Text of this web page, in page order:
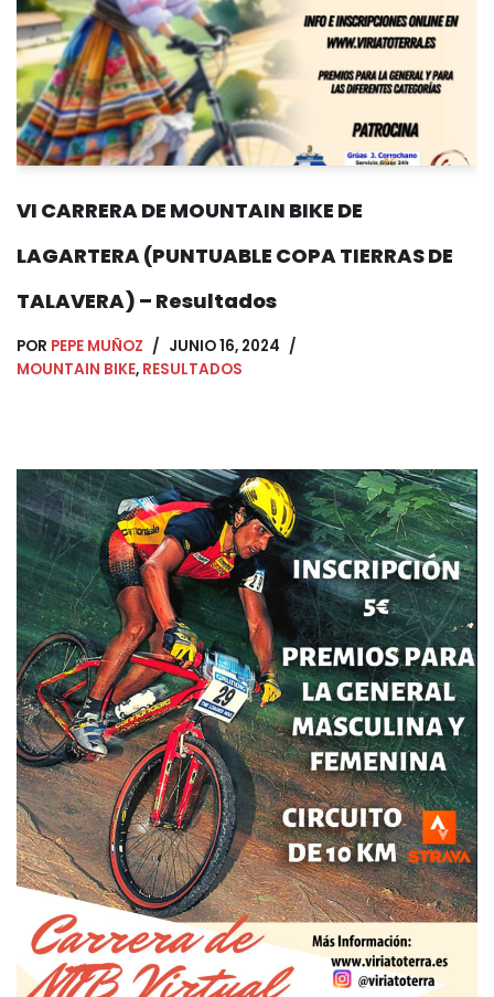
VI CARRERA DE MOUNTAIN BIKE DE
LAGARTERA (PUNTUABLE COPA TIERRAS DE
TALAVERA) – Resultados
POR PEPE MUÑOZ
JUNIO 16, 2024
MOUNTAIN BIKE, RESULTADOS